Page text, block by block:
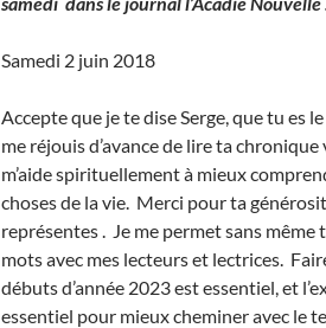
Samedi 2 juin 2018
Accepte que je te dise Serge, que tu es
me réjouis d’avance de lire ta
m’aide spirituellement à mieux
choses de la vie. Merci pour ta
représentes . Je me permet sans
mots avec mes lecteurs et lectrices.
débuts d’année 2023 est essentiel, et
essentiel pour mieux cheminer avec le